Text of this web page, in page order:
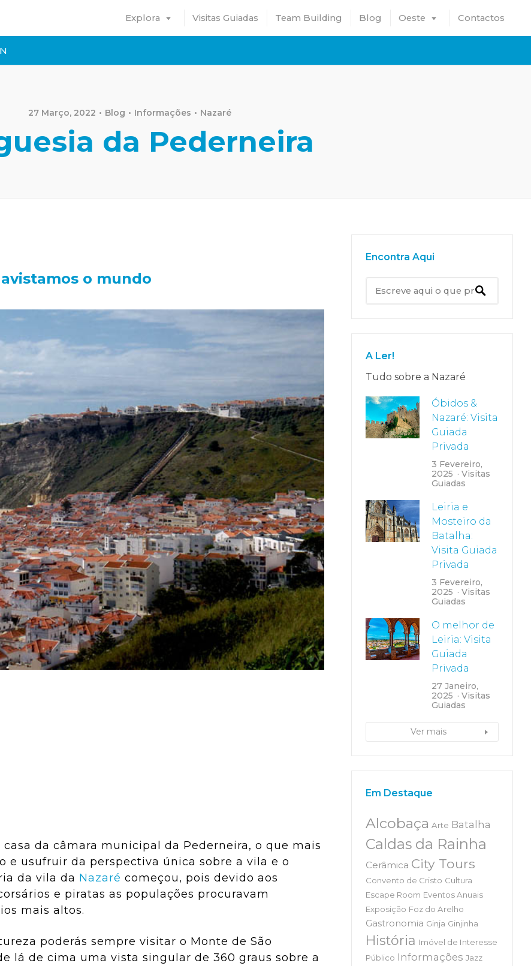
Explora Visitas Guiadas Team Building Blog Oeste Contactos
27 Março, 2022 Blog Informações Nazaré
da Pederneira
o mundo
da câmara municipal da Pederneira, o que mais
e usufruir da perspectiva única sobre a vila e o
da vila da Nazaré começou, pois devido aos
e piratas as populações procuravam
mais altos.
poderás sempre visitar o Monte de São
lá de cima uma vista singular de 360 graus sobre a
Encontra Aqui
A Ler!
Tudo sobre a Nazaré
Óbidos &
Nazaré: Visita
Guiada
Privada
3 Fevereiro,
2025
Visitas
Guiadas
Leiria e
Mosteiro da
Batalha:
Visita Guiada
Privada
3 Fevereiro,
2025
Visitas
Guiadas
O melhor de
Leiria: Visita
Guiada
Privada
27 Janeiro,
2025
Visitas
Guiadas
Ver mais
Em Destaque
Alcobaça Arte Batalha
Caldas da Rainha
Cerâmica City Tours
Convento de Cristo Cultura
Escape Room Eventos Anuais
Exposição Foz do Arelho
Gastronomia Ginja Ginjinha
História Imóvel de Interesse
Público Informações Jazz